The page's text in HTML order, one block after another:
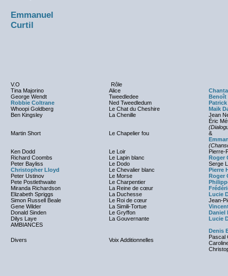
Emmanuel
Curtil
V.O
Rôle
Tina Majorino
Alice
George Wendt
Tweedledee
Benoît
Robbie Coltrane
Ned Tweedledum
Patrick
Whoopi Goldberg
Le Chat du Cheshire
Maïk
Ben Kingsley
La Chenille Jean
Martin Short Le Chapelier fou
Éric
&
Ken Dodd
Le Loir
Pierre-
Richard Coombs
Le Lapin blanc
Roger
Peter Bayliss
Le Dodo
Serge
Christopher Lloyd
Le Chevalier blanc
Pierre
Peter Ustinov
Le Morse
Roger
Pete Postlethwaite
Le Charpentier
Miranda Richardson
La Reine de cœur
Elizabeth Spriggs
La Duchesse
Lucie
Simon Russell Beale
Le Roi de cœur
Jean-
Gene Wilder
La Simili-Tortue
Donald Sinden
Le Gryffon
Daniel
Dilys Laye
La Gouvernante
Lucie
AMBIANCES
Divers Voix Additionnelles
Denis
Pascal